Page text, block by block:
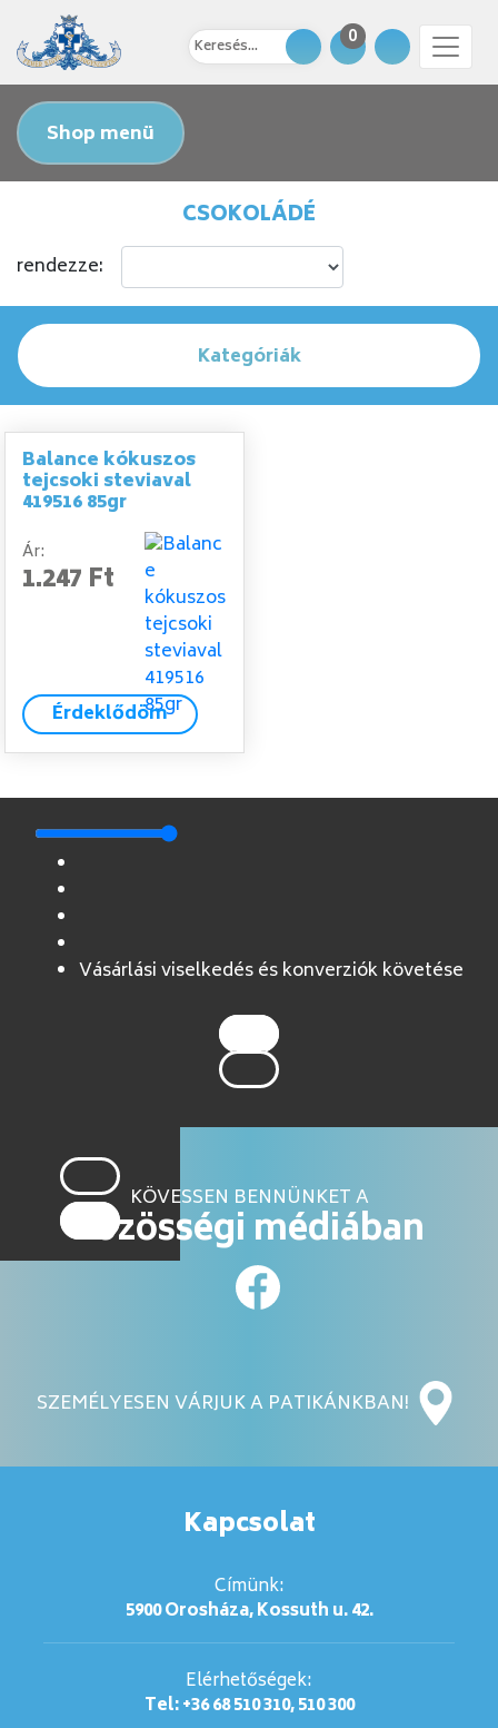
0
Shop menü
CSOKOLÁDÉ
rendezze:
Kategóriák
Balance kókuszos
tejcsoki steviaval
419516 85gr
Ár:
1.247 Ft
Érdeklődöm
Vásárlási viselkedés és konverziók követése
KÖVESSEN BENNÜNKET A
közösségi médiában
SZEMÉLYESEN VÁRJUK A PATIKÁNKBAN!
Kapcsolat
Címünk:
5900 Orosháza, Kossuth u. 42.
Elérhetőségek:
Tel: +36 68 510 310, 510 300